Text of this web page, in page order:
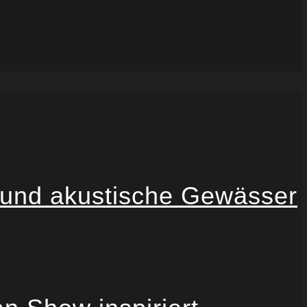
akustische Gewässer